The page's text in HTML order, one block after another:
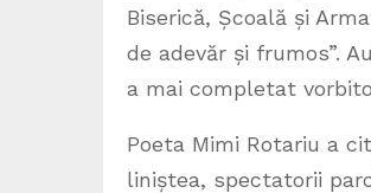
Biserică, Școală și
de adevăr și frumos”.
a mai completat
Poeta Mimi Rotariu a
liniștea, spectatorii